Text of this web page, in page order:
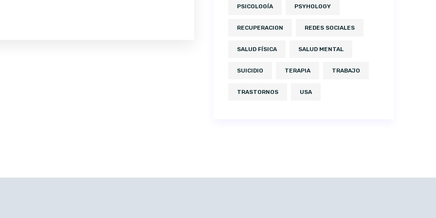
PSICOLOGÍA PSYHOLOGY
RECUPERACION REDES SOCIALES
SALUD FÍSICA SALUD MENTAL
SUICIDIO TERAPIA TRABAJO
TRASTORNOS USA